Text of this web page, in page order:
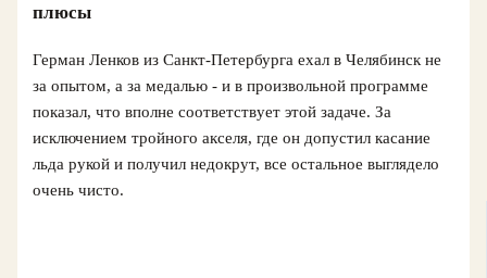
плюсы
Герман Ленков из Санкт-Петербурга ехал в Челябинск не
за опытом, а за медалью - и в произвольной программе
показал, что вполне соответствует этой задаче. За
исключением тройного акселя, где он допустил касание
льда рукой и получил недокрут, все остальное выглядело
очень чисто.